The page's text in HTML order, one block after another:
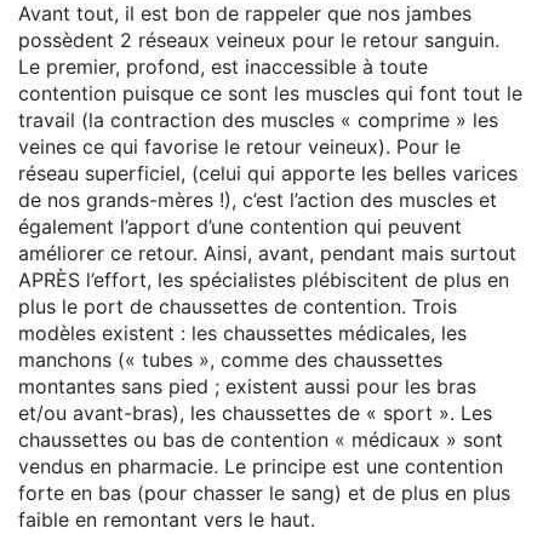
Avant tout, il est bon de rappeler que nos jambes
possèdent 2 réseaux veineux pour le retour sanguin.
Le premier, profond, est inaccessible à toute
contention puisque ce sont les muscles qui font tout le
travail (la contraction des muscles « comprime » les
veines ce qui favorise le retour veineux). Pour le
réseau superficiel, (celui qui apporte les belles varices
de nos grands-mères !), c’est l’action des muscles et
également l’apport d’une contention qui peuvent
améliorer ce retour. Ainsi, avant, pendant mais surtout
APRÈS l’effort, les spécialistes plébiscitent de plus en
plus le port de chaussettes de contention. Trois
modèles existent : les chaussettes médicales, les
manchons (« tubes », comme des chaussettes
montantes sans pied ; existent aussi pour les bras
et/ou avant-bras), les chaussettes de « sport ». Les
chaussettes ou bas de contention « médicaux » sont
vendus en pharmacie. Le principe est une contention
forte en bas (pour chasser le sang) et de plus en plus
faible en remontant vers le haut.